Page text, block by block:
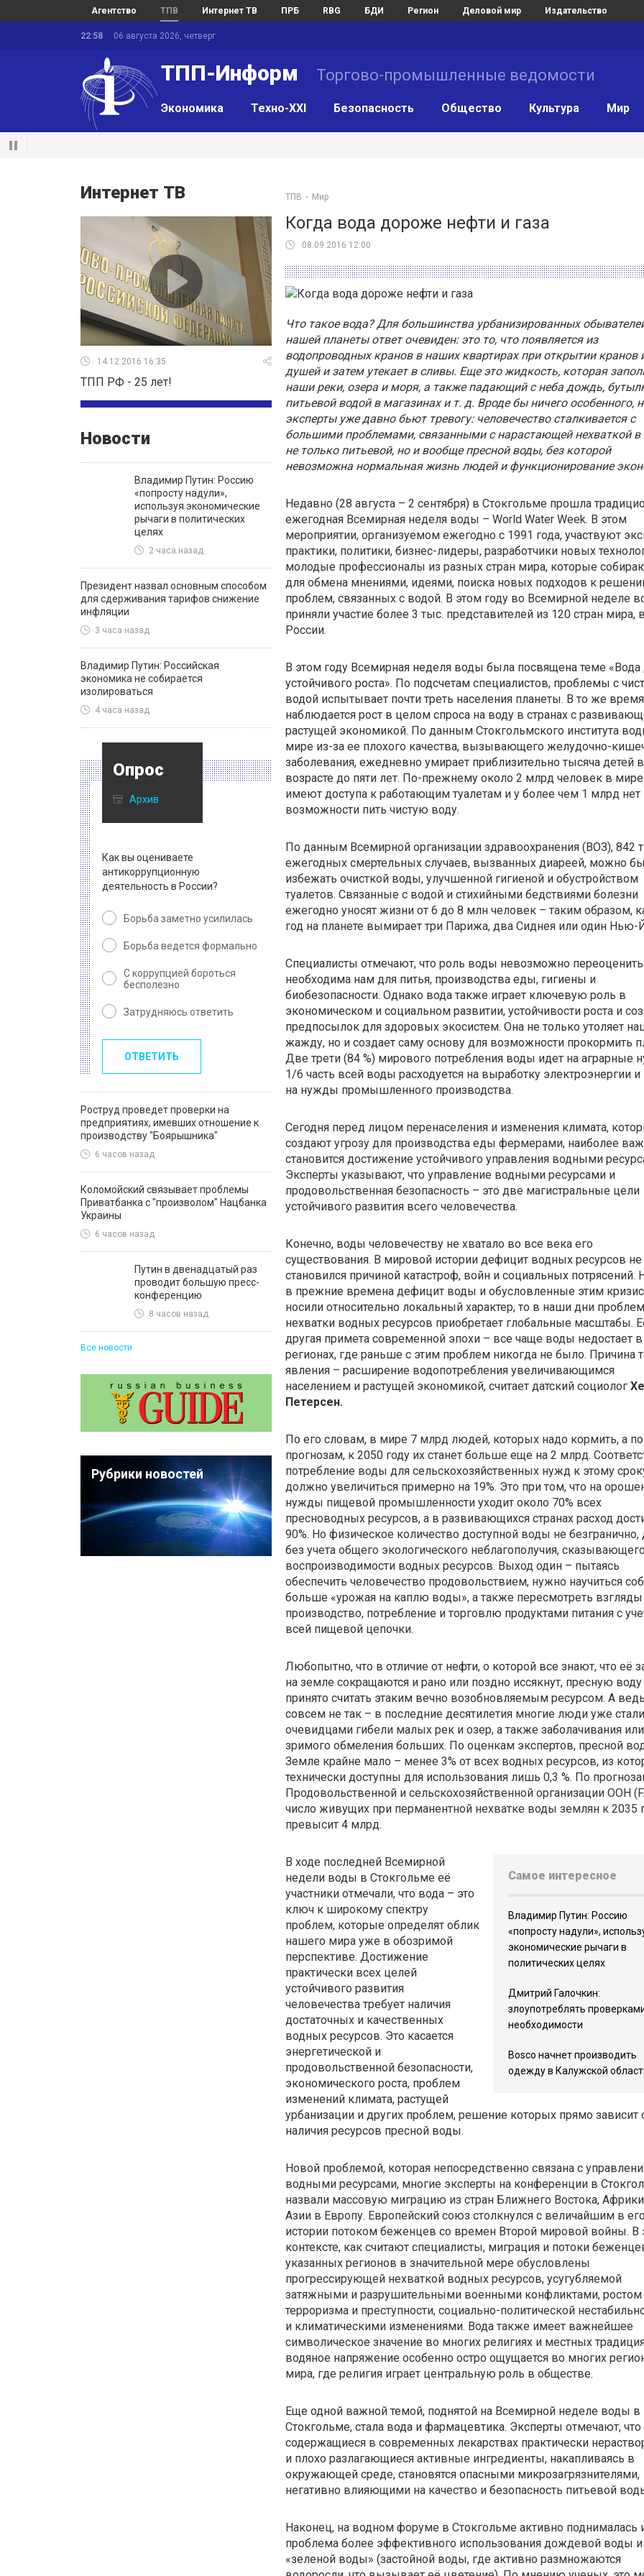
Агентство ТПВ Интернет ТВ ПРБ RBG БДИ Регион Деловой мир Издательство
22:58 06 августа 2026, четверг
ТПП-Информ Торгово-промышленные ведомости
Экономика Техно-XXI Безопасность Общество Культура Мир
Интернет ТВ
14.12.2016 16:35
ТПП РФ - 25 лет!
Новости
Владимир Путин: Россию
«попросту надули»,
используя экономические
рычаги в политических
целях
2 часа назад
Президент назвал основным способом
для сдерживания тарифов снижение
инфляции
3 часа назад
Владимир Путин: Российская
экономика не собирается
изолироваться
4 часа назад
Опрос
Архив
Как вы оцениваете
антикоррупционную
деятельность в России?
Борьба заметно усилилась
Борьба ведется формально
С коррупцией бороться
бесполезно
Затрудняюсь ответить
ОТВЕТИТЬ
Роструд проведет проверки на
предприятиях, имевших отношение к
производству "Боярышника"
6 часов назад
Коломойский связывает проблемы
Приватбанка с "произволом" Нацбанка
Украины
6 часов назад
Путин в двенадцатый раз
проводит большую пресс-
конференцию
8 часов назад
Все новости
Рубрики новостей
ТПВ Мир
Когда вода дороже нефти и газа
08.09.2016 12:00
Что такое вода? Для большинства урбанизированных
нашей планеты ответ очевиден: это то, что появляется из
водопроводных кранов в наших квартирах при открытии кранов
душей и затем утекает в сливы. Еще это жидкость, которая
наши реки, озера и моря, а также падающий с неба дождь,
питьевой водой в магазинах и т. д. Вроде бы ничего особенного,
эксперты уже давно бьют тревогу: человечество сталкивается с
большими проблемами, связанными с нарастающей нехваткой в
не только питьевой, но и вообще пресной воды, без которой
невозможна нормальная жизнь людей и функционирование
Недавно (28 августа – 2 сентября) в Стокгольме прошла
ежегодная Всемирная неделя воды – World Water Week. В этом
мероприятии, организуемом ежегодно с 1991 года, участвуют
практики, политики, бизнес-лидеры, разработчики новых
молодые профессионалы из разных стран мира, которые
для обмена мнениями, идеями, поиска новых подходов к
проблем, связанных с водой. В этом году во Всемирной неделе
приняли участие более 3 тыс. представителей из 120 стран мира,
России.
В этом году Всемирная неделя воды была посвящена теме «Вода
устойчивого роста». По подсчетам специалистов, проблемы с
водой испытывает почти треть населения планеты. В то же время
наблюдается рост в целом спроса на воду в странах с
растущей экономикой. По данным Стокгольмского института
мире из-за ее плохого качества, вызывающего желудочно-
заболевания, ежедневно умирает приблизительно тысяча детей в
возрасте до пяти лет. По-прежнему около 2 млрд человек в
имеют доступа к работающим туалетам и у более чем 1 млрд нет
возможности пить чистую воду.
По данным Всемирной организации здравоохранения (ВОЗ), 842
ежегодных смертельных случаев, вызванных диареей, можно
избежать очисткой воды, улучшенной гигиеной и обустройством
туалетов. Связанные с водой и стихийными бедствиями болезни
ежегодно уносят жизни от 6 до 8 млн человек – таким образом,
год на планете вымирает три Парижа, два Сиднея или один Нью-
Специалисты отмечают, что роль воды невозможно
необходима нам для питья, производства еды, гигиены и
биобезопасности. Однако вода также играет ключевую роль в
экономическом и социальном развитии, устойчивости роста и
предпосылок для здоровых экосистем. Она не только утоляет
жажду, но и создает саму основу для возможности прокормить
Две трети (84 %) мирового потребления воды идет на аграрные
1/6 часть всей воды расходуется на выработку электроэнергии
на нужды промышленного производства.
Сегодня перед лицом перенаселения и изменения климата,
создают угрозу для производства еды фермерами, наиболее
становится достижение устойчивого управления водными
Эксперты указывают, что управление водными ресурсами и
продовольственная безопасность – это две магистральные цели
устойчивого развития всего человечества.
Конечно, воды человечеству не хватало во все века его
существования. В мировой истории дефицит водных ресурсов не
становился причиной катастроф, войн и социальных потрясений.
в прежние времена дефицит воды и обусловленные этим
носили относительно локальный характер, то в наши дни
нехватки водных ресурсов приобретает глобальные масштабы.
другая примета современной эпохи – все чаще воды недостает в
регионах, где раньше с этим проблем никогда не было. Причина
явления – расширение водопотребления увеличивающимся
населением и растущей экономикой, считает датский социолог
Петерсен.
По его словам, в мире 7 млрд людей, которых надо кормить, а по
прогнозам, к 2050 году их станет больше еще на 2 млрд.
потребление воды для сельскохозяйственных нужд к этому
должно увеличиться примерно на 19%. Это при том, что на
нужды пищевой промышленности уходит около 70% всех
пресноводных ресурсов, а в развивающихся странах расход
90%. Но физическое количество доступной воды не
без учета общего экологического неблагополучия,
воспроизводимости водных ресурсов. Выход один – пытаясь
обеспечить человечество продовольствием, нужно научиться
больше «урожая на каплю воды», а также пересмотреть взгляды
производство, потребление и торговлю продуктами питания с
всей пищевой цепочки.
Любопытно, что в отличие от нефти, о которой все знают, что её
на земле сокращаются и рано или поздно иссякнут, пресную воду
принято считать этаким вечно возобновляемым ресурсом. А
совсем не так – в последние десятилетия многие люди уже стали
очевидцами гибели малых рек и озер, а также заболачивания или
зримого обмеления больших. По оценкам экспертов, пресной
Земле крайне мало – менее 3% от всех водных ресурсов, из
технически доступны для использования лишь 0,3 %. По
Продовольственной и сельскохозяйственной организации ООН
число живущих при перманентной нехватке воды землян к 2035
превысит 4 млрд.
Самое интересное
Владимир Путин: Россию
«попросту надули»,
экономические рычаги в
политических целях
Дмитрий Галочкин:
злоупотреблять
необходимости
Bosco начнет производить
одежду в Калужской
В ходе последней Всемирной
недели воды в Стокгольме её
участники отмечали, что вода – это
ключ к широкому спектру
проблем, которые определят облик
нашего мира уже в обозримой
перспективе. Достижение
практически всех целей
устойчивого развития
человечества требует наличия
достаточных и качественных
водных ресурсов. Это касается
энергетической и
продовольственной безопасности,
экономического роста, проблем
изменений климата, растущей
урбанизации и других проблем, решение которых прямо зависит
наличия ресурсов пресной воды.
Новой проблемой, которая непосредственно связана с
водными ресурсами, многие эксперты на конференции в
назвали массовую миграцию из стран Ближнего Востока,
Азии в Европу. Европейский союз столкнулся с величайшим в его
истории потоком беженцев со времен Второй мировой войны. В
контексте, как считают специалисты, миграция и потоки
указанных регионов в значительной мере обусловлены
прогрессирующей нехваткой водных ресурсов, усугубляемой
затяжными и разрушительными военными конфликтами, ростом
терроризма и преступности, социально-политической
и климатическими изменениями. Вода также имеет важнейшее
символическое значение во многих религиях и местных
водяное напряжение особенно остро ощущается во многих
мира, где религия играет центральную роль в обществе.
Еще одной важной темой, поднятой на Всемирной неделе воды в
Стокгольме, стала вода и фармацевтика. Эксперты отмечают, что
содержащиеся в современных лекарствах практически
и плохо разлагающиеся активные ингредиенты, накапливаясь в
окружающей среде, становятся опасными микрозагрязнителями,
негативно влияющими на качество и безопасность питьевой
Наконец, на водном форуме в Стокгольме активно поднималась
проблема более эффективного использования дождевой воды и
«зеленой воды» (застойной воды, где активно размножаются